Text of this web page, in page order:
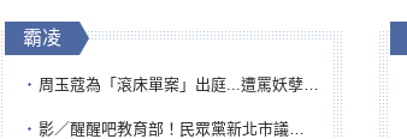
霸凌
周玉蔻為「滾床單案」出庭...遭罵妖孽下地獄 張淑娟批：舌頭殺人有罪
影／醒醒吧教育部！民眾黨新北市議員參選人提出校園反毒防線升級政見